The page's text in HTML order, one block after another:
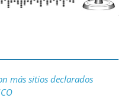
más sitios declarados